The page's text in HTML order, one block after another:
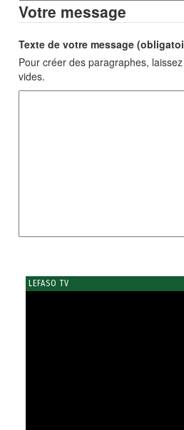
Votre message
Texte de votre message
Pour créer des paragraphes,
vides.
LEFASO TV